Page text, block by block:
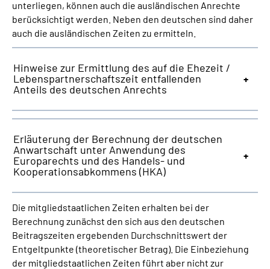
unterliegen, können auch die ausländischen Anrechte
berücksichtigt werden. Neben den deutschen sind daher
auch die ausländischen Zeiten zu ermitteln.
Hinweise zur Ermittlung des auf die Ehezeit /
Lebenspartnerschaftszeit entfallenden
Anteils des deutschen Anrechts
Erläuterung der Berechnung der deutschen
Anwartschaft unter Anwendung des
Europarechts und des Handels- und
Kooperationsabkommens (HKA)
Die mitgliedstaatlichen Zeiten erhalten bei der
Berechnung zunächst den sich aus den deutschen
Beitragszeiten ergebenden Durchschnittswert der
Entgeltpunkte (theoretischer Betrag). Die Einbeziehung
der mitgliedstaatlichen Zeiten führt aber nicht zur